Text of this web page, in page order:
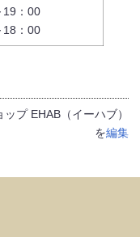
：00
：00
プ EHAB（イーハブ）
を編集